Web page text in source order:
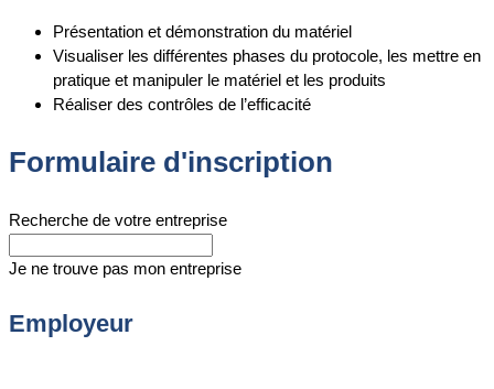
Présentation et démonstration du matériel
Visualiser les différentes phases du protocole, les mettre en
pratique et manipuler le matériel et les produits
Réaliser des contrôles de l’efficacité
Formulaire d'inscription
Recherche de votre entreprise
Je ne trouve pas mon entreprise
Employeur